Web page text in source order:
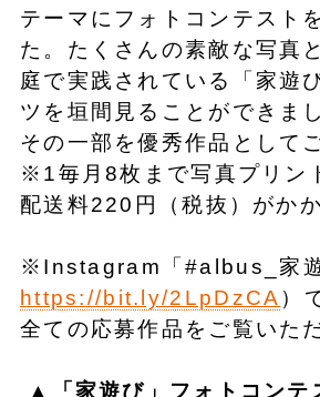
テーマにフォトコンテスト
た。たくさんの素敵な写真
庭で実践されている「家遊
ツを垣間見ることができま
その一部を優秀作品として
※1毎月8枚まで写真プリン
配送料220円（税抜）がかか
※Instagram「#albus_家遊
https://bit.ly/2LpDzCA ）
全ての応募作品をご覧いた
​▲「家遊び」フォトコンテ